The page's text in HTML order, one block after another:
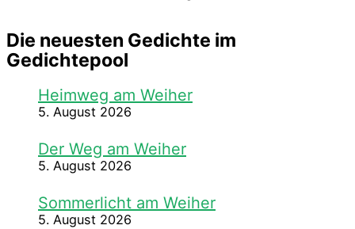
Die neuesten Gedichte im
Gedichtepool
Heimweg am Weiher
5. August 2026
Der Weg am Weiher
5. August 2026
Sommerlicht am Weiher
5. August 2026